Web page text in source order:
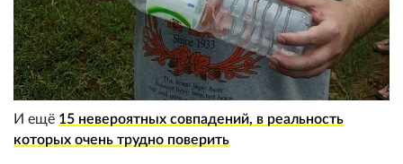
И ещё 15 невероятных совпадений, в реальность
которых очень трудно поверить